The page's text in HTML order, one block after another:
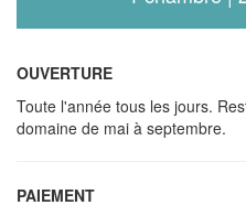
OUVERTURE
Toute l'année tous les jours.
domaine de mai à septembre.
PAIEMENT